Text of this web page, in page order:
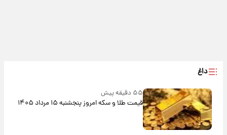
داغ
۵۵ دقیقه پیش
قیمت طلا و سکه امروز پنجشنبه ۱۵ مرداد ۱۴۰۵